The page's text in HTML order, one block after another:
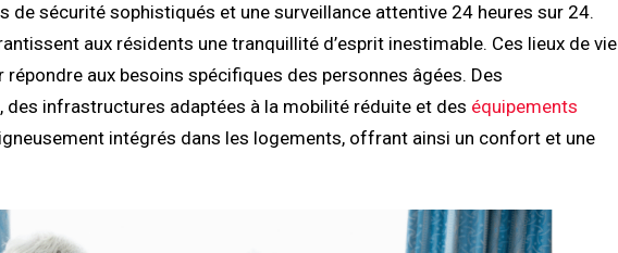
de sécurité sophistiqués et une surveillance attentive 24 heures sur 24.
aux résidents une tranquillité d’esprit inestimable. Ces lieux de vie
aux besoins spécifiques des personnes âgées. Des
infrastructures adaptées à la mobilité réduite et des équipements
intégrés dans les logements, offrant ainsi un confort et une